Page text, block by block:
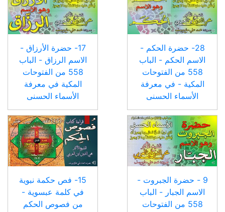
28- حضرة الحكم -
الاسم الحكم - الباب
558 من الفتوحات
المكية - في معرفة
الأسماء الحسنى
17- حضرة الأرزاق -
الاسم الرزاق - الباب
558 من الفتوحات
المكية في معرفة
الأسماء الحسنى
9 - حضرة الجبروت -
الاسم الجبار - الباب
558 من الفتوحات
15- فص حكمة نبوية
في كلمة عبسوية -
من فصوص الحكم